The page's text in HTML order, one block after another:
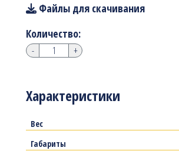
Характеристики
Вес
Габариты
Файлы для скачивания
Количество:
- +